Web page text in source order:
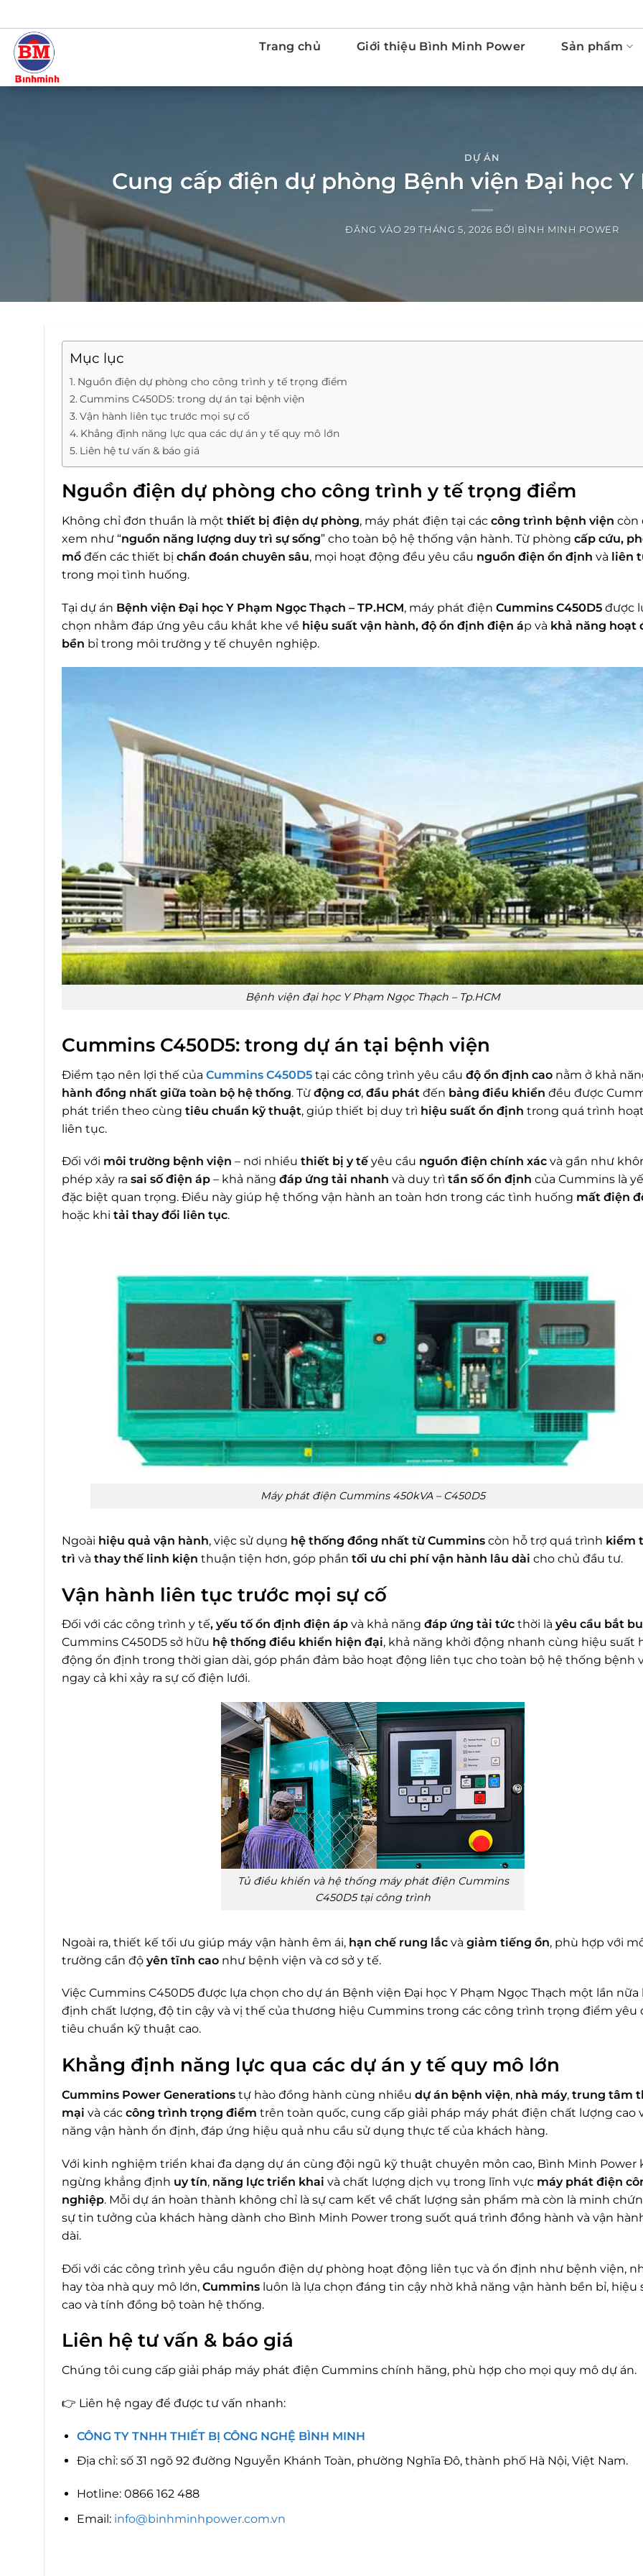
qua
nội
dung
Trang chủ Giới thiệu Bình Minh Power Sản phẩm
DỰ ÁN
Cung cấp điện dự phòng Bệnh viện Đại học Y
ĐĂNG VÀO29 THÁNG 5, 2026 BỞI BÌNH MINH POWER
Mục lục
Nguồn điện dự phòng cho công trình y tế trọng điểm
Cummins C450D5: trong dự án tại bệnh viện
Vận hành liên tục trước mọi sự cố
Khẳng định năng lực qua các dự án y tế quy mô lớn
Liên hệ tư vấn & báo giá
Nguồn điện dự phòng cho công trình y tế trọng điểm
Không chỉ đơn thuần là một thiết bị điện dự phòng, máy phát điện tại các công trình bệnh viện còn
xem như “nguồn năng lượng duy trì sự sống” cho toàn bộ hệ thống vận hành. Từ phòng cấp cứu,
mổ đến các thiết bị chẩn đoán chuyên sâu, mọi hoạt động đều yêu cầu nguồn điện ổn định và liên
trong mọi tình huống.
Tại dự án Bệnh viện Đại học Y Phạm Ngọc Thạch – TP.HCM, máy phát điện Cummins C450D5 được
chọn nhằm đáp ứng yêu cầu khắt khe về hiệu suất vận hành, độ ổn định điện áp và khả năng hoạt
bền bỉ trong môi trường y tế chuyên nghiệp.
Bệnh viện đại học Y Phạm Ngọc Thạch – Tp.HCM
Cummins C450D5: trong dự án tại bệnh viện
Điểm tạo nên lợi thế của Cummins C450D5 tại các công trình yêu cầu độ ổn định cao nằm ở khả
hành đồng nhất giữa toàn bộ hệ thống. Từ động cơ, đầu phát đến bảng điều khiển đều được
phát triển theo cùng tiêu chuẩn kỹ thuật, giúp thiết bị duy trì hiệu suất ổn định trong quá trình
liên tục.
Đối với môi trường bệnh viện – nơi nhiều thiết bị y tế yêu cầu nguồn điện chính xác và gần như
phép xảy ra sai số điện áp – khả năng đáp ứng tải nhanh và duy trì tần số ổn định của Cummins là
đặc biệt quan trọng. Điều này giúp hệ thống vận hành an toàn hơn trong các tình huống mất điện
hoặc khi tải thay đổi liên tục.
Máy phát điện Cummins 450kVA – C450D5
Ngoài hiệu quả vận hành, việc sử dụng hệ thống đồng nhất từ Cummins còn hỗ trợ quá trình kiểm
trì và thay thế linh kiện thuận tiện hơn, góp phần tối ưu chi phí vận hành lâu dài cho chủ đầu tư.
Vận hành liên tục trước mọi sự cố
Đối với các công trình y tế, yếu tố ổn định điện áp và khả năng đáp ứng tải tức thời là yêu cầu bắt
Cummins C450D5 sở hữu hệ thống điều khiển hiện đại, khả năng khởi động nhanh cùng hiệu suất
động ổn định trong thời gian dài, góp phần đảm bảo hoạt động liên tục cho toàn bộ hệ thống bệnh
ngay cả khi xảy ra sự cố điện lưới.
Tủ điều khiển và hệ thống máy phát điện Cummins
C450D5 tại công trình
Ngoài ra, thiết kế tối ưu giúp máy vận hành êm ái, hạn chế rung lắc và giảm tiếng ồn, phù hợp với
trường cần độ yên tĩnh cao như bệnh viện và cơ sở y tế.
Việc Cummins C450D5 được lựa chọn cho dự án Bệnh viện Đại học Y Phạm Ngọc Thạch một lần nữa
định chất lượng, độ tin cậy và vị thế của thương hiệu Cummins trong các công trình trọng điểm yêu
tiêu chuẩn kỹ thuật cao.
Khẳng định năng lực qua các dự án y tế quy mô lớn
Cummins Power Generations tự hào đồng hành cùng nhiều dự án bệnh viện, nhà máy, trung tâm
mại và các công trình trọng điểm trên toàn quốc, cung cấp giải pháp máy phát điện chất lượng cao
năng vận hành ổn định, đáp ứng hiệu quả nhu cầu sử dụng thực tế của khách hàng.
Với kinh nghiệm triển khai đa dạng dự án cùng đội ngũ kỹ thuật chuyên môn cao, Bình Minh Power
ngừng khẳng định uy tín, năng lực triển khai và chất lượng dịch vụ trong lĩnh vực máy phát điện
nghiệp. Mỗi dự án hoàn thành không chỉ là sự cam kết về chất lượng sản phẩm mà còn là minh
sự tin tưởng của khách hàng dành cho Bình Minh Power trong suốt quá trình đồng hành và vận
dài.
Đối với các công trình yêu cầu nguồn điện dự phòng hoạt động liên tục và ổn định như bệnh viện,
hay tòa nhà quy mô lớn, Cummins luôn là lựa chọn đáng tin cậy nhờ khả năng vận hành bền bỉ, hiệu
cao và tính đồng bộ toàn hệ thống.
Liên hệ tư vấn & báo giá
Chúng tôi cung cấp giải pháp máy phát điện Cummins chính hãng, phù hợp cho mọi quy mô dự án.
👉 Liên hệ ngay để được tư vấn nhanh:
CÔNG TY TNHH THIẾT BỊ CÔNG NGHỆ BÌNH MINH
Địa chỉ: số 31 ngõ 92 đường Nguyễn Khánh Toàn, phường Nghĩa Đô, thành phố Hà Nội, Việt Nam.
Hotline: 0866 162 488
Email: info@binhminhpower.com.vn